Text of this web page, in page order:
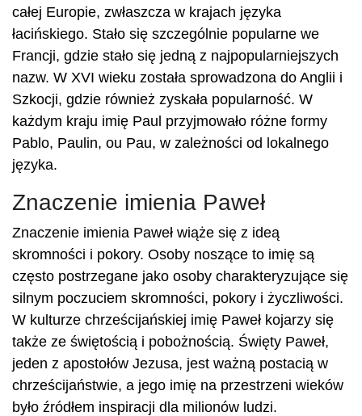
całej Europie, zwłaszcza w krajach języka
łacińskiego. Stało się szczególnie popularne we
Francji, gdzie stało się jedną z najpopularniejszych
nazw. W XVI wieku została sprowadzona do Anglii i
Szkocji, gdzie również zyskała popularność. W
każdym kraju imię Paul przyjmowało różne formy
Pablo, Paulin, ou Pau, w zależności od lokalnego
języka.
Znaczenie imienia Paweł
Znaczenie imienia Paweł wiąże się z ideą
skromności i pokory. Osoby noszące to imię są
często postrzegane jako osoby charakteryzujące się
silnym poczuciem skromności, pokory i życzliwości.
W kulturze chrześcijańskiej imię Paweł kojarzy się
także ze świętością i pobożnością. Święty Paweł,
jeden z apostołów Jezusa, jest ważną postacią w
chrześcijaństwie, a jego imię na przestrzeni wieków
było źródłem inspiracji dla milionów ludzi.